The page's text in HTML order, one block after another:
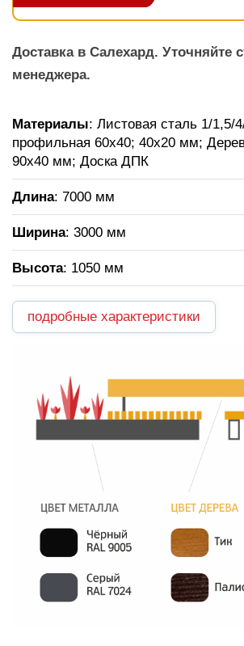
Доставка в Салехард. Уточняйте
менеджера.
Материалы: Листовая сталь 1/1,5/
профильная 60х40; 40х20 мм;
90х40 мм; Доска ДПК
Длина: 7000 мм
Ширина: 3000 мм
Высота: 1050 мм
подробные характеристики